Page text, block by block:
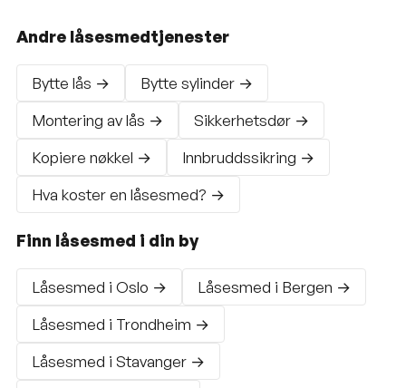
Andre låsesmedtjenester
Bytte lås →
Bytte sylinder →
Montering av lås →
Sikkerhetsdør →
Kopiere nøkkel →
Innbruddssikring →
Hva koster en låsesmed? →
Finn låsesmed i din by
Låsesmed i Oslo →
Låsesmed i Bergen →
Låsesmed i Trondheim →
Låsesmed i Stavanger →